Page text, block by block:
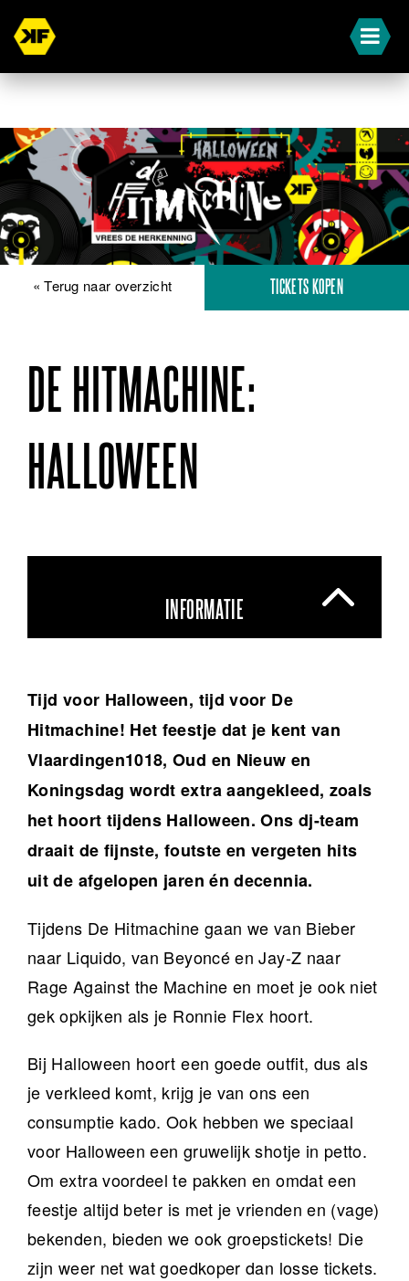
« Terug naar overzicht TICKETS KOPEN
DE HITMACHINE:
HALLOWEEN
INFORMATIE
Tijd voor Halloween, tijd voor De
Hitmachine! Het feestje dat je kent van
Vlaardingen1018, Oud en Nieuw en
Koningsdag wordt extra aangekleed, zoals
het hoort tijdens Halloween. Ons dj-team
draait de fijnste, foutste en vergeten hits
uit de afgelopen jaren én decennia.
Tijdens De Hitmachine gaan we van Bieber
naar Liquido, van Beyoncé en Jay-Z naar
Rage Against the Machine en moet je ook niet
gek opkijken als je Ronnie Flex hoort.
Bij Halloween hoort een goede outfit, dus als
je verkleed komt, krijg je van ons een
consumptie kado. Ook hebben we speciaal
voor Halloween een gruwelijk shotje in petto.
Om extra voordeel te pakken en omdat een
feestje altijd beter is met je vrienden en (vage)
bekenden, bieden we ook groepstickets! Die
zijn weer net wat goedkoper dan losse tickets.